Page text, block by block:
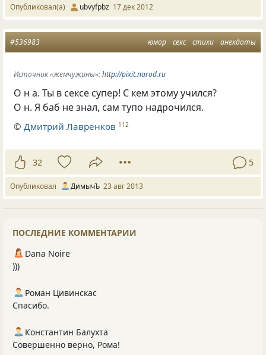
Опубликовал(а) ubvyfpbz 17 дек 2012
юмор секс стихи анекдоты
#536983
Источник «жемчужины»:http://pixit.narod.ru
О н а. Ты в сексе супер! С кем этому учился?
О н. Я баб не знал, сам тупо надрочился.
©Дмитрий Лавренков 112
32 5
Опубликовал ДимычЪ 23 авг 2013
ПОСЛЕДНИЕ КОММЕНТАРИИ
Dana Noire
)))
Роман Цивинскас
Спасибо.
Константин Балухта
Совершенно верно, Рома!